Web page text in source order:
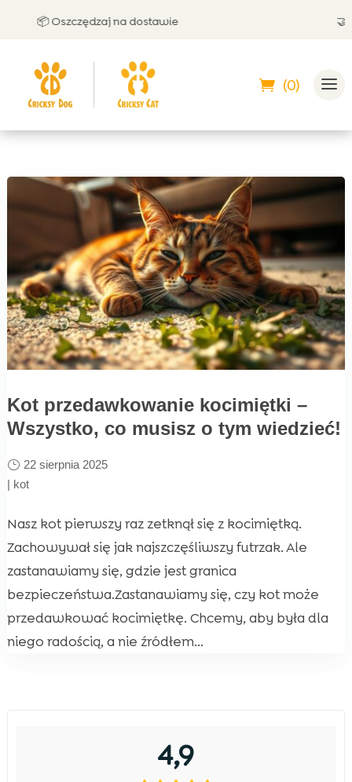
📦 Oszczędzaj na dostawie 🤝
(0)
Kot przedawkowanie kocimiętki –
Wszystko, co musisz o tym wiedzieć!
22 sierpnia 2025
| kot
Nasz kot pierwszy raz zetknął się z kocimiętką.
Zachowywał się jak najszczęśliwszy futrzak. Ale
zastanawiamy się, gdzie jest granica
bezpieczeństwa.Zastanawiamy się, czy kot może
przedawkować kocimiętkę. Chcemy, aby była dla
niego radością, a nie źródłem...
4,9